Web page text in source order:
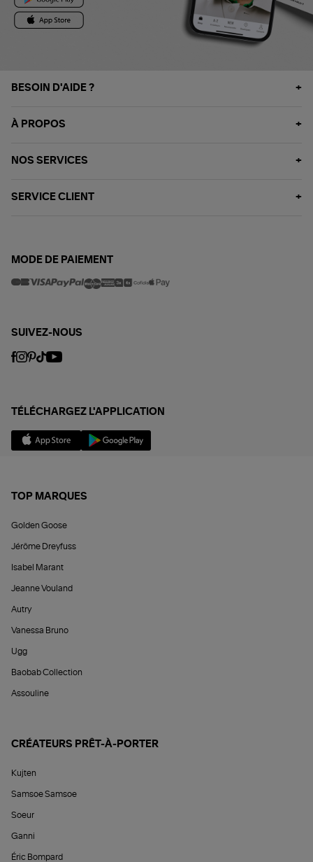
BESOIN D'AIDE ?
À PROPOS
NOS SERVICES
SERVICE CLIENT
MODE DE PAIEMENT
SUIVEZ-NOUS
TÉLÉCHARGEZ L'APPLICATION
TOP MARQUES
Golden Goose
Jérôme Dreyfuss
Isabel Marant
Jeanne Vouland
Autry
Vanessa Bruno
Ugg
Baobab Collection
Assouline
CRÉATEURS PRÊT-À-PORTER
Kujten
Samsoe Samsoe
Soeur
Ganni
Éric Bompard